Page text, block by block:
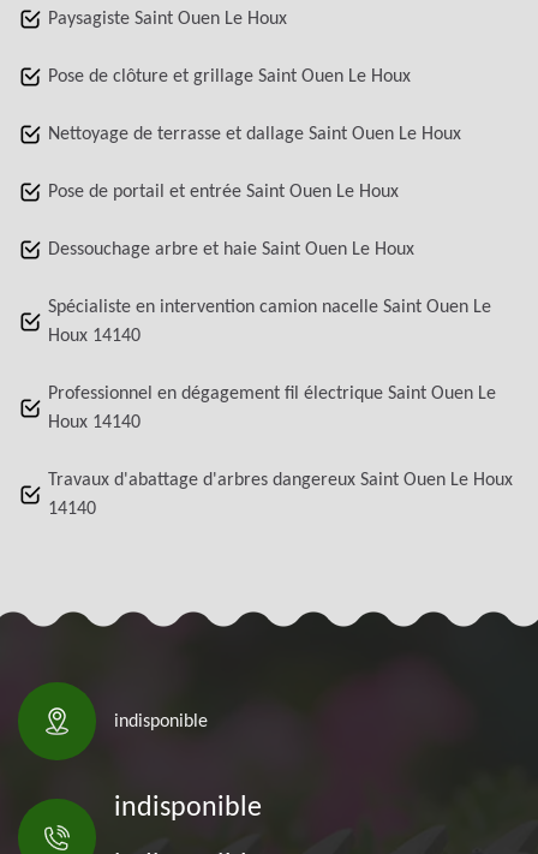
Paysagiste Saint Ouen Le Houx
Pose de clôture et grillage Saint Ouen Le Houx
Nettoyage de terrasse et dallage Saint Ouen Le Houx
Pose de portail et entrée Saint Ouen Le Houx
Dessouchage arbre et haie Saint Ouen Le Houx
Spécialiste en intervention camion nacelle Saint Ouen Le
Houx 14140
Professionnel en dégagement fil électrique Saint Ouen Le
Houx 14140
Travaux d'abattage d'arbres dangereux Saint Ouen Le Houx
14140
indisponible
indisponible